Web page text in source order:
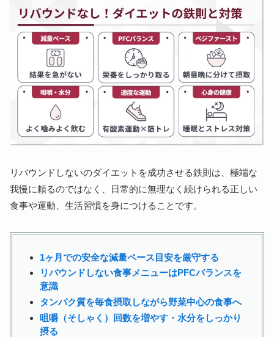
リバウンドしないのダイエットを成功させる鉄則は、極端な
我慢に頼るのではなく、日常的に無理なく続けられる正しい
食事や運動、生活習慣を身につけることです。
1ヶ月での安全な減量ペース目安を厳守する
リバウンドしない食事メニューはPFCバランスを
意識
タンパク質を毎食摂取しながら野菜中心の食事へ
咀嚼（そしゃく）回数を増やす・水分をしっかり
摂る